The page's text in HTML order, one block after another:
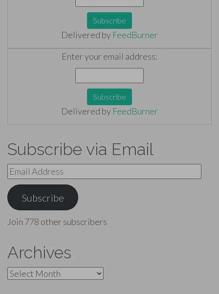
Delivered by FeedBurner
Enter your email address:
Delivered by FeedBurner
Subscribe via Email
Email
Address
Subscribe
Join 778 other subscribers
Archives
Archives